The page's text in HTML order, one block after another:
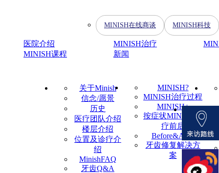
医院介绍 MINISH治疗
MINISH课程
新闻
MINISH在线商谈 MINISH科技
关于Minish
信念/愿景
历史
医疗团队介绍
楼层介绍
位置及诊疗介
绍
MinishFAQ
牙齿Q&A
MINISH?
MINISH治疗过程
MINISH+
按症状MINISH治
疗前后
Before&After
牙齿修复解决方
案